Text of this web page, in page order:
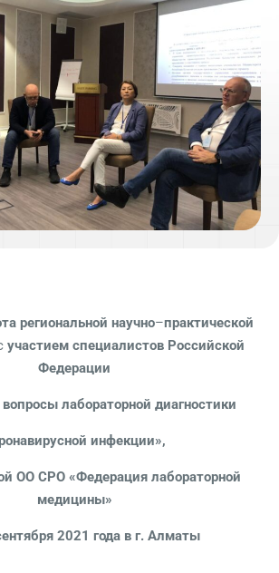
региональной научно–практической
участием специалистов Российской
Федерации
лабораторной диагностики
инфекции»,
ОО СРО «Федерация лабораторной
медицины»
2021 года в г. Алматы